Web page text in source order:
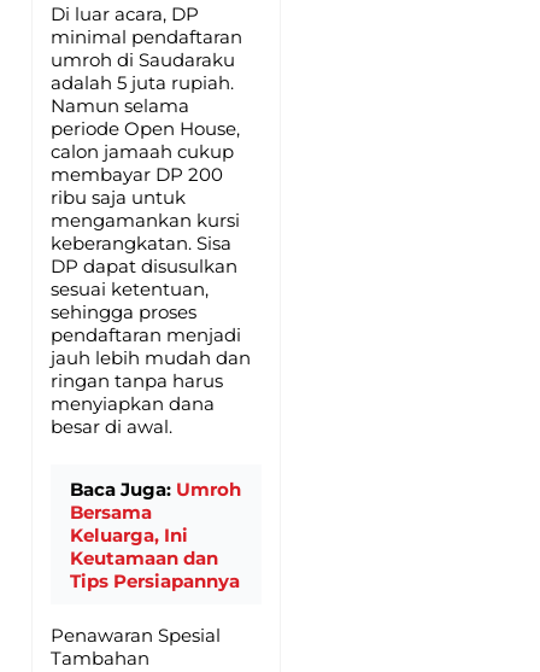
Di luar acara, DP
minimal pendaftaran
umroh di Saudaraku
adalah 5 juta rupiah.
Namun selama
periode Open House,
calon jamaah cukup
membayar DP 200
ribu saja untuk
mengamankan kursi
keberangkatan. Sisa
DP dapat disusulkan
sesuai ketentuan,
sehingga proses
pendaftaran menjadi
jauh lebih mudah dan
ringan tanpa harus
menyiapkan dana
besar di awal.
Baca Juga: Umroh
Bersama
Keluarga, Ini
Keutamaan dan
Tips Persiapannya
Penawaran Spesial
Tambahan